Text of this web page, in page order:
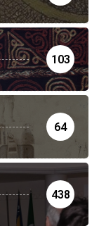
103
64
438